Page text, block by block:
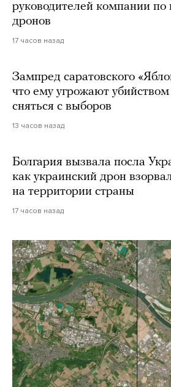
руководителей компании по
дронов
17 часов назад
Зампред саратовского
что ему угрожают
сняться с выборов
13 часов назад
Болгария вызвала посла
как украинский дрон
на территории страны
17 часов назад